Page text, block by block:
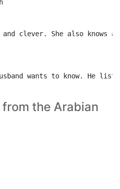
and clever. She also
wants to know. He
from the Arabian